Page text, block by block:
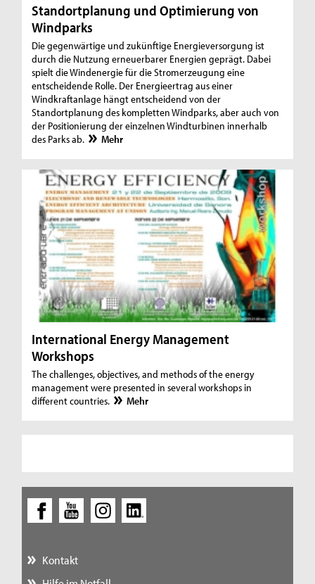
Standortplanung und Optimierung von
Windparks
Die gegenwärtige und zukünftige Energieversorgung ist
durch die Nutzung erneuerbarer Energien geprägt. Dabei
spielt die Windenergie für die Stromerzeugung eine
entscheidende Rolle. Der Energieertrag aus einer
Windkraftanlage hängt entscheidend von der
Standortplanung des kompletten Windparks, aber auch von
der Positionierung der einzelnen Windturbinen innerhalb
des Parks ab.
Mehr
International Energy Management
Workshops
The challenges, objectives, and methods of the energy
management were presented in several workshops in
different countries.
Mehr
Kontakt